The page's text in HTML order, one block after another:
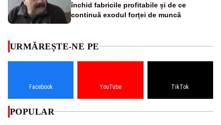
închid fabricile profitabile și de ce
continuă exodul forței de muncă
URMĂREȘTE-NE PE
Facebook YouTube TikTok
POPULAR